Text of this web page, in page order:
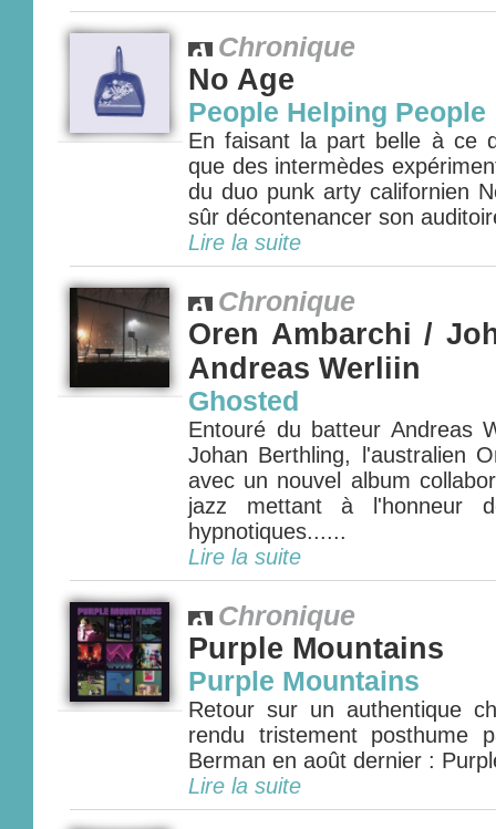
Chronique
No Age
People Helping People
En faisant la part belle à ce
que des intermèdes
du duo punk arty californien
sûr décontenancer son
Lire la suite
Chronique
Oren Ambarchi /
Andreas Werliin
Ghosted
Entouré du batteur Andreas
Johan Berthling, l'australien
avec un nouvel album
jazz mettant à l'honneur
hypnotiques......
Lire la suite
Chronique
Purple Mountains
Purple Mountains
Retour sur un authentique
rendu tristement posthume
Berman en août dernier :
Lire la suite